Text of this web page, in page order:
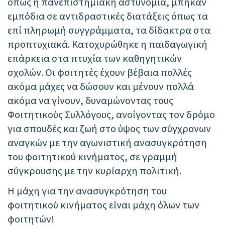
εμπόδια σε αντιδραστικές διατάξεις όπως τα
επί πληρωμή συγγράμματα, τα δίδακτρα στα
προπτυχιακά. Κατοχυρώθηκε η παιδαγωγική
επάρκεια στα πτυχία των καθηγητικών
σχολών. Οι φοιτητές έχουν βέβαια πολλές
ακόμα μάχες να δώσουν και μένουν πολλά
ακόμα να γίνουν, δυναμώνοντας τους
Φοιτητικούς Συλλόγους, ανοίγοντας τον δρόμο
για σπουδές και ζωή στο ύψος των σύγχρονων
αναγκών με την αγωνιστική ανασυγκρότηση
του φοιτητικού κινήματος, σε γραμμή
σύγκρουσης με την κυρίαρχη πολιτική.
Η μάχη για την ανασυγκρότηση του
φοιτητικού κινήματος είναι μάχη όλων των
φοιτητών!